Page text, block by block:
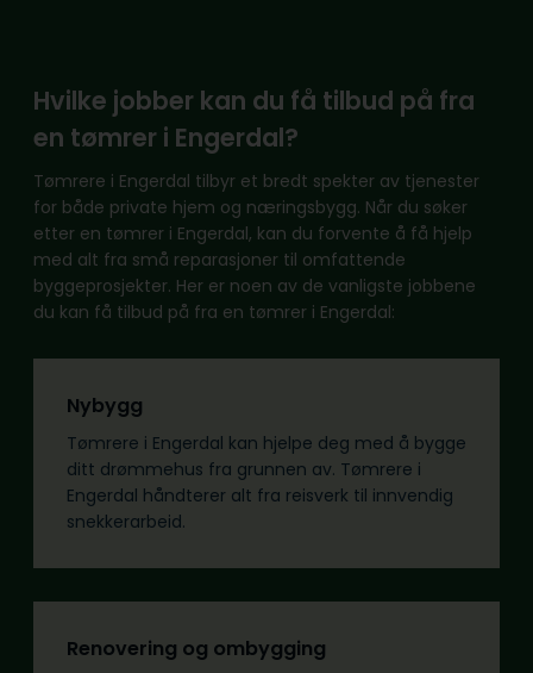
Hvilke jobber kan du få tilbud på fra
en tømrer i Engerdal?
Tømrere i Engerdal tilbyr et bredt spekter av tjenester
for både private hjem og næringsbygg. Når du søker
etter en tømrer i Engerdal, kan du forvente å få hjelp
med alt fra små reparasjoner til omfattende
byggeprosjekter. Her er noen av de vanligste jobbene
du kan få tilbud på fra en tømrer i Engerdal:
Nybygg
Tømrere i Engerdal kan hjelpe deg med å bygge
ditt drømmehus fra grunnen av. Tømrere i
Engerdal håndterer alt fra reisverk til innvendig
snekkerarbeid.
Renovering og ombygging